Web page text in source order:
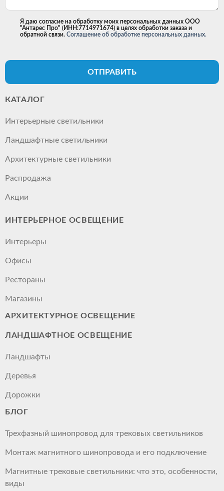
Я даю согласие на обработку моих персональных данных ООО
"Антарес Про" (ИНН:7714971674) в целях обработки заказа и
обратной связи. Соглашение об обработке персональных данных.
ОТПРАВИТЬ
КАТАЛОГ
Интерьерные светильники
Ландшафтные светильники
Архитектурные светильники
Распродажа
Акции
ИНТЕРЬЕРНОЕ ОСВЕЩЕНИЕ
Интерьеры
Офисы
Рестораны
Магазины
АРХИТЕКТУРНОЕ ОСВЕЩЕНИЕ
ЛАНДШАФТНОЕ ОСВЕЩЕНИЕ
Ландшафты
Деревья
Дорожки
БЛОГ
Трехфазный шинопровод для трековых светильников
Монтаж магнитного шинопровода и его подключение
Магнитные трековые светильники: что это, особенности,
виды